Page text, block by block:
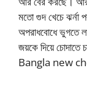
মতো গুদ খেচে ঝর্না
অপরাধবোধে ভুগতে
জয়কে দিয়ে চোদাতে
Bangla new